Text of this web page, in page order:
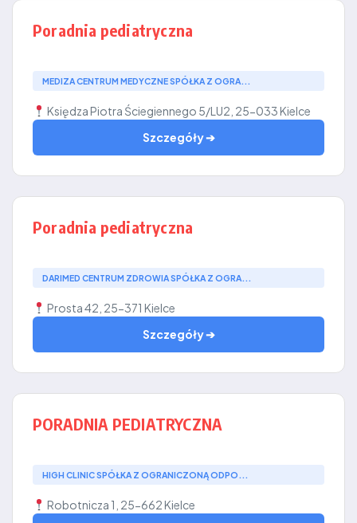
Poradnia pediatryczna
MEDIZA CENTRUM MEDYCZNE SPÓŁKA Z OGRA...
Księdza Piotra Ściegiennego 5/LU2, 25-033 Kielce
Szczegóły ➔
Poradnia pediatryczna
DARIMED CENTRUM ZDROWIA SPÓŁKA Z OGRA...
Prosta 42, 25-371 Kielce
Szczegóły ➔
PORADNIA PEDIATRYCZNA
HIGH CLINIC SPÓŁKA Z OGRANICZONĄ ODPO...
Robotnicza 1, 25-662 Kielce